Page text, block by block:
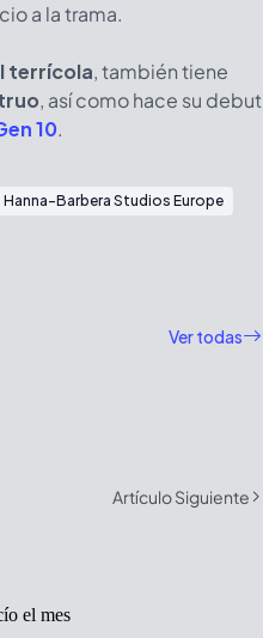
a la trama.
terrícola, también tiene
, así como hace su debut
10.
Hanna-Barbera Studios Europe
Ver todas
Artículo Siguiente